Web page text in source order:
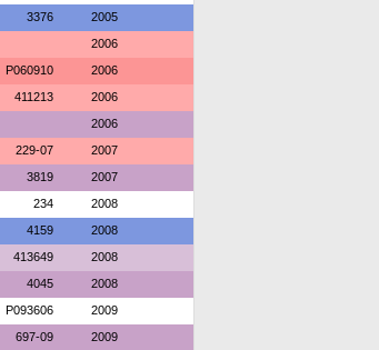
3376 2005
2006
P060910 2006
411213 2006
2006
229-07 2007
3819 2007
234 2008
4159 2008
413649 2008
4045 2008
P093606 2009
697-09 2009